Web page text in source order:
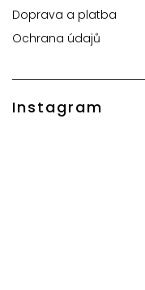
Doprava a platba
Ochrana údajů
Instagram